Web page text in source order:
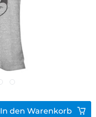
In den Warenkorb